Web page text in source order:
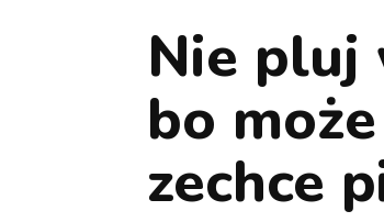
Nie pluj
bo
zechce